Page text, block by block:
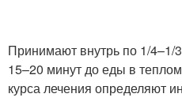
Принимают внутрь по 1/4–1/
15–20 минут до еды в
курса лечения определяют